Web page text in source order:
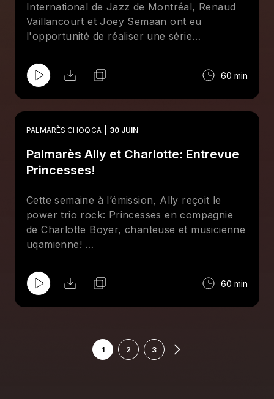
International de Jazz de Montréal, Renaud
Vaillancourt et Joey Semaan ont eu
l'opportunité de réaliser une série
de notre cubicule installé à la Place des
Festivals, ils ont reçu Brad Barr, chanteur et
Jensen, saxophoniste jazz de renom, ainsi
que Lia Kurihara, Éloi Le Blanc-Ringuette et
Ride.
60 min
PALMARÈS CHOQ.CA 30 JUIN
Palmarès Ally et Charlotte: Entrevue
Princesses!
Cette semaine à l’émission, Ally reçoit le
power trio rock: Princesses en compagnie
de Charlotte Boyer, chanteuse et musicienne
uqamienne!
Philippe Thibeault-Desbiens ! Vous aurez la
chance d’écouter sur nos ondes leur
60 min
1 2 3